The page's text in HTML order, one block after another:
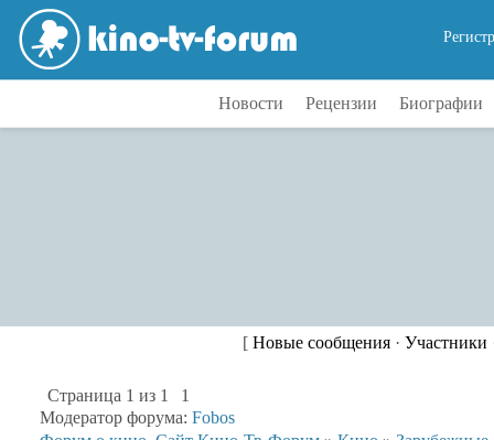
Новости Рецензии Биографии
[ Новые сообщения· Участники
Страница 1 из 1
1
Модератор форума: Fobos